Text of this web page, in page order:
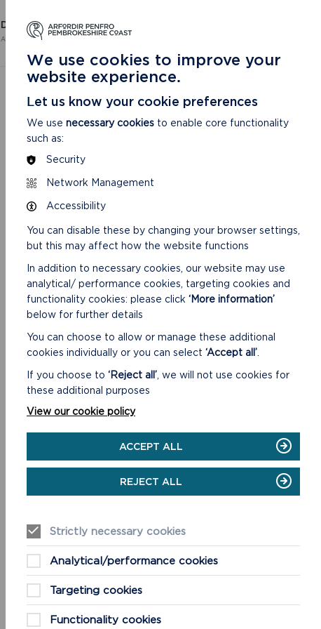
DYSGU
Am Ein Parc Cenedlaethol
GOFALU
We use cookies to improve your
website experience.
Let us know your cookie preferences
We use necessary cookies to enable core functionality
such as:
Security
Network Management
Accessibility
You can disable these by changing your browser settings,
but this may affect how the website functions
In addition to necessary cookies, our website may use
analytical/ performance cookies, targeting cookies and
functionality cookies: please click ‘More information’
below for further details
You can choose to allow or manage these additional
cookies individually or you can select ‘Accept all’
If you choose to ‘Reject all’ , we will not use cookies for
these additional purposes
View our cookie policy
ACCEPT ALL
REJECT ALL
Strictly necessary cookies
Analytical/performance cookies
Targeting cookies
Functionality cookies